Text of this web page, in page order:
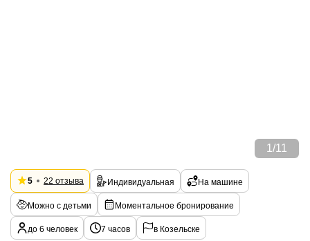
1 /11
5 22 отзыва Индивидуальная На машине
Можно с детьми Моментальное бронирование
до 6 человек 7 часов в Козельске